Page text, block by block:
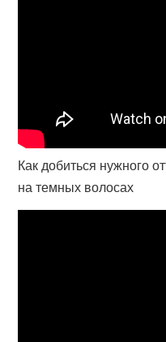
Как добиться нужного
на темных волосах